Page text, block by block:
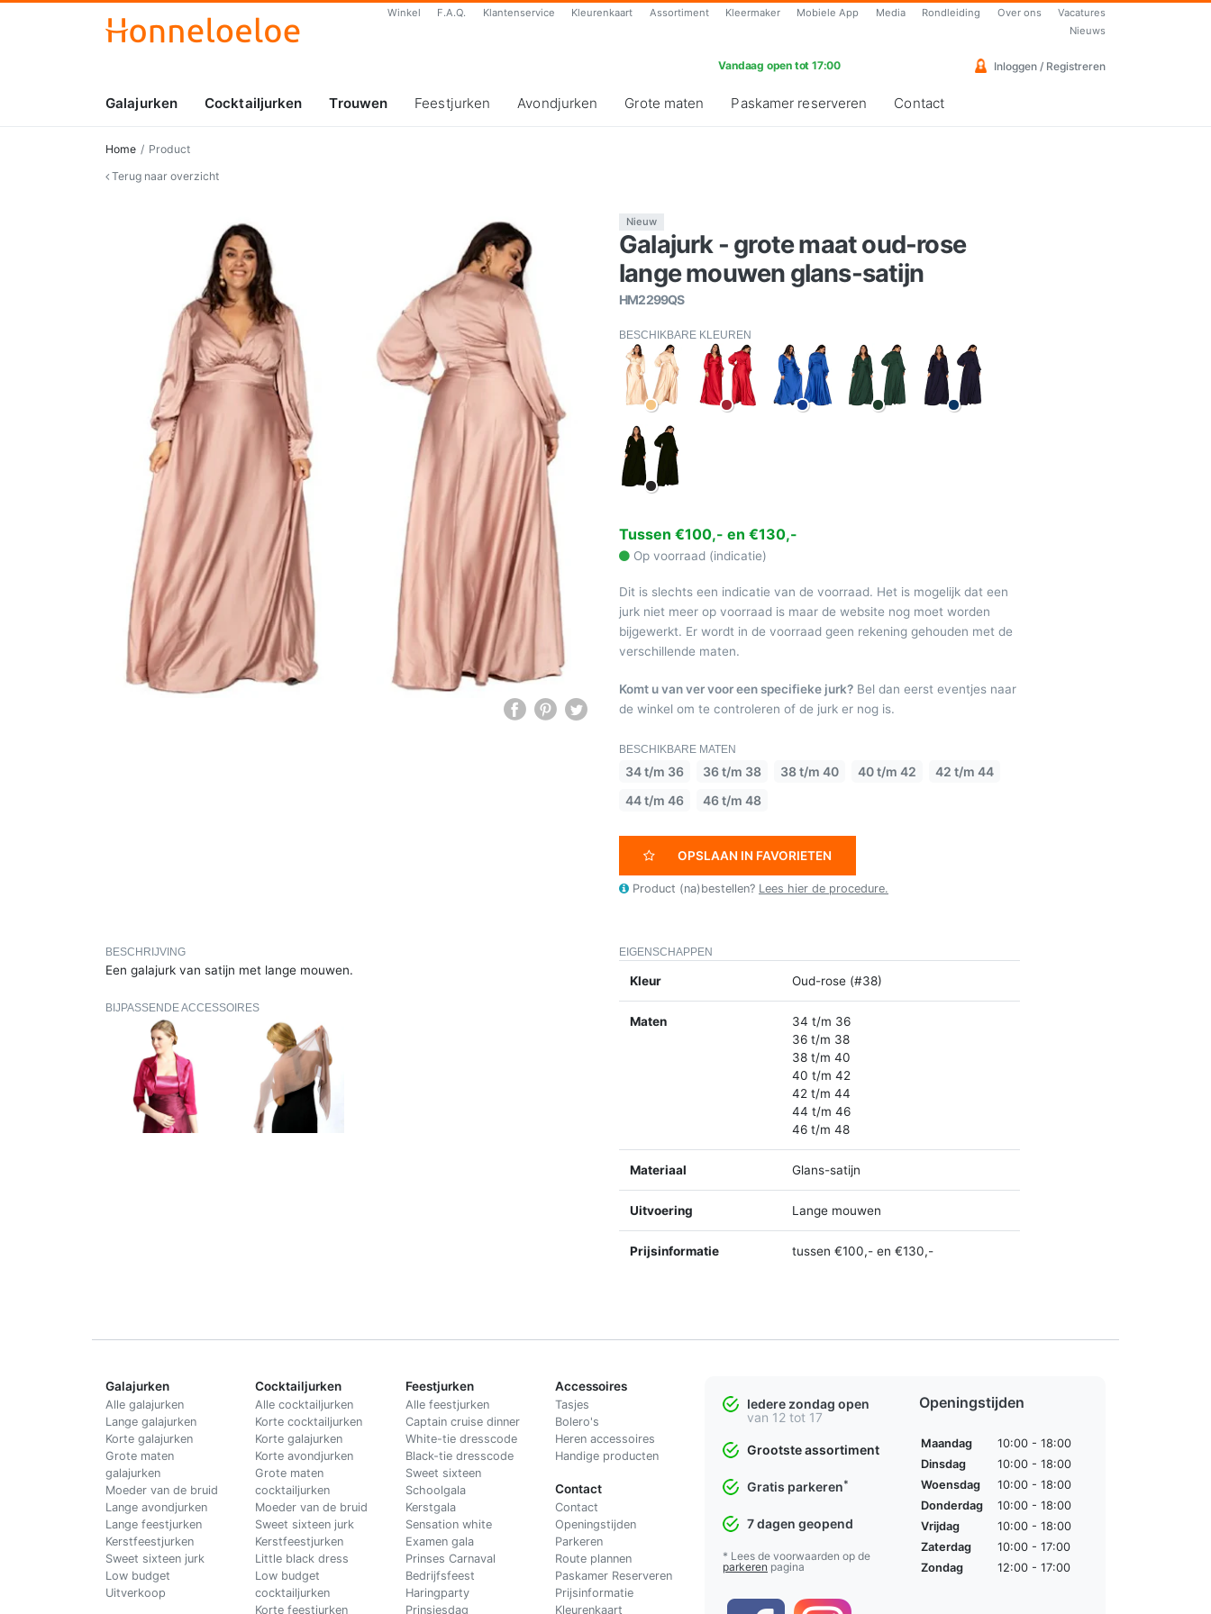
Winkel F.A.Q. Klantenservice Kleurenkaart Assortiment Kleermaker Mobiele App Media Rondleiding Over ons
Vacatures
Nieuws
Vandaag open tot 17:00 Inloggen / Registreren
Galajurken Cocktailjurken Trouwen Feestjurken Avondjurken Grote maten Paskamer reserveren Contact
Home
Product
Terug naar overzicht
Nieuw
Galajurk - grote maat oud-rose
lange mouwen glans-satijn
HM2299QS
BESCHIKBARE KLEUREN
Tussen €100,- en €130,-
Op voorraad (indicatie)
Dit is slechts een indicatie van de voorraad. Het is mogelijk dat een
jurk niet meer op voorraad is maar de website nog moet worden
bijgewerkt. Er wordt in de voorraad geen rekening gehouden met de
verschillende maten.
Komt u van ver voor een specifieke jurk? Bel dan eerst eventjes naar
de winkel om te controleren of de jurk er nog is.
BESCHIKBARE MATEN
34 t/m 36 36 t/m 38 38 t/m 40 40 t/m 42
42 t/m 44
44 t/m 46
46 t/m 48
OPSLAAN IN FAVORIETEN
Product (na)bestellen? Lees hier de procedure.
BESCHRIJVING
Een galajurk van satijn met lange mouwen.
BIJPASSENDE ACCESSOIRES
EIGENSCHAPPEN
Kleur Oud-rose (#38)
Maten
34 t/m 36
36 t/m 38
38 t/m 40
40 t/m 42
42 t/m 44
44 t/m 46
46 t/m 48
Materiaal Glans-satijn
Uitvoering Lange mouwen
Prijsinformatie tussen €100,- en €130,-
Galajurken
Alle galajurken
Lange galajurken
Korte galajurken
Grote maten
galajurken
Moeder van de bruid
Lange avondjurken
Lange feestjurken
Kerstfeestjurken
Sweet sixteen jurk
Low budget
Uitverkoop
Cocktailjurken
Alle cocktailjurken
Korte cocktailjurken
Korte galajurken
Korte avondjurken
Grote maten
cocktailjurken
Moeder van de bruid
Sweet sixteen jurk
Kerstfeestjurken
Little black dress
Low budget
cocktailjurken
Korte feestjurken
Feestjurken
Alle feestjurken
Captain cruise dinner
White-tie dresscode
Black-tie dresscode
Sweet sixteen
Schoolgala
Kerstgala
Sensation white
Examen gala
Prinses Carnaval
Bedrijfsfeest
Haringparty
Prinsjesdag
Accessoires
Tasjes
Bolero's
Heren accessoires
Handige producten
Contact
Contact
Openingstijden
Parkeren
Route plannen
Paskamer Reserveren
Prijsinformatie
Kleurenkaart
Iedere zondag open
van 12 tot 17
Grootste assortiment
Gratis parkeren*
7 dagen geopend
* Lees de voorwaarden op de
parkeren pagina
Openingstijden
Maandag
10:00 - 18:00
Dinsdag
10:00 - 18:00
Woensdag
10:00 - 18:00
Donderdag
10:00 - 18:00
Vrijdag
10:00 - 18:00
Zaterdag
10:00 - 17:00
Zondag
12:00 - 17:00